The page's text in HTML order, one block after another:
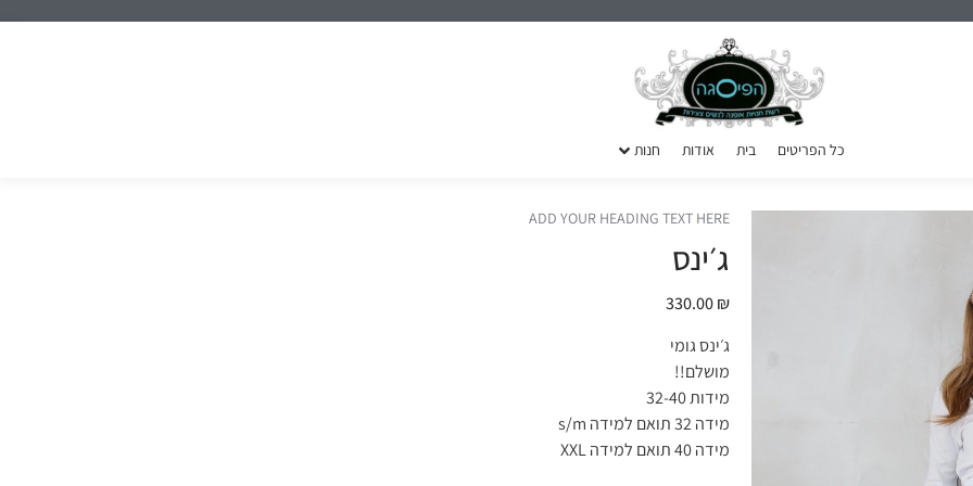
כל הפריטים בית אודות חנות
ADD YOUR HEADING TEXT HERE
ג׳ינס
330.00₪
ג׳ינס גומי
מושלם!!
מידות 32-40
מידה 32 תואם למידה s/m
מידה 40 תואם למידה XXL